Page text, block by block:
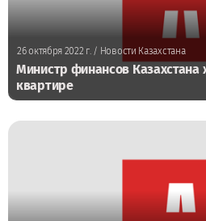
26 октября 2022 г./ Новости Казахстана
Министр финансов Казахстана
квартире